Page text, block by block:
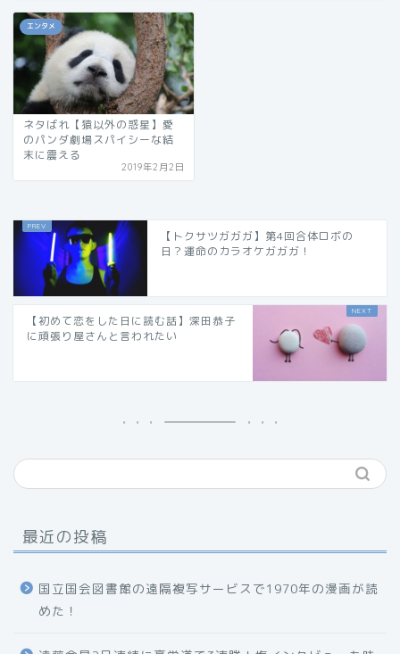
エンタメ
ネタばれ【猿以外の惑星】愛
のパンダ劇場スパイシーな結
末に震える
2019年2月2日
【トクサツガガガ】第4回合体ロボの
日？運命のカラオケガガガ！
【初めて恋をした日に読む話】深田恭子
に頑張り屋さんと言われたい
最近の投稿
国立国会図書館の遠隔複写サービスで1970年の漫画が読
めた！